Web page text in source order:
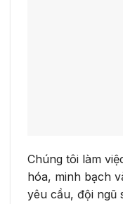
Chúng tôi làm
hóa, minh bạch
yêu cầu, đội ngũ